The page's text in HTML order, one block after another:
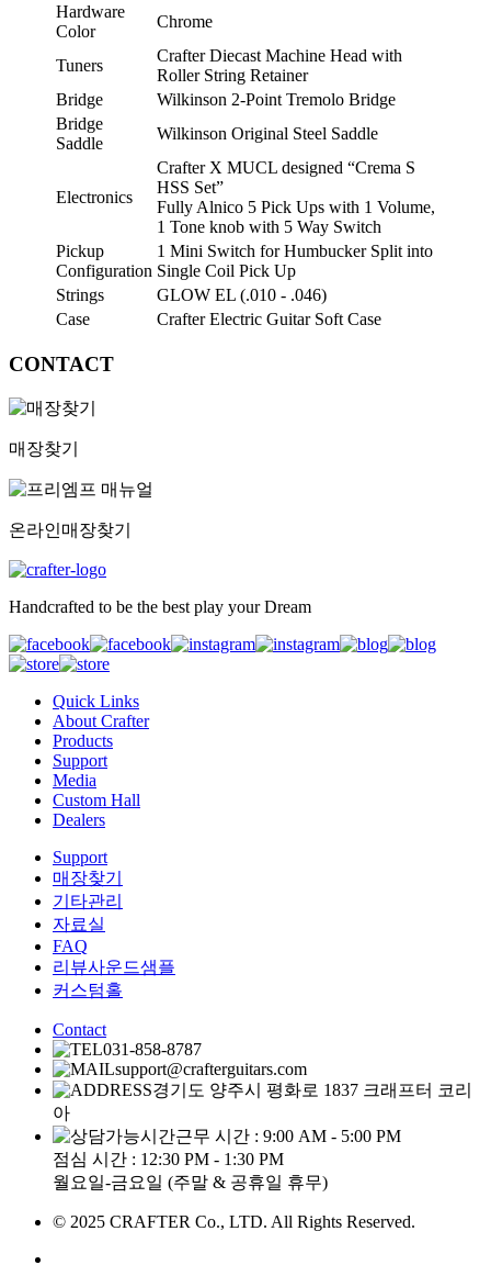
Hardware
Color
Chrome
Tuners
Crafter Diecast Machine Head with
Roller String Retainer
Bridge
Wilkinson 2-Point Tremolo Bridge
Bridge
Saddle
Wilkinson Original Steel Saddle
Electronics
Crafter X MUCL designed “Crema S
HSS Set”
Fully Alnico 5 Pick Ups with 1 Volume,
1 Tone knob with 5 Way Switch
Pickup
Configuration
1 Mini Switch for Humbucker Split into
Single Coil Pick Up
Strings
GLOW EL (.010 - .046)
Case
Crafter Electric Guitar Soft Case
CONTACT
매장찾기
온라인매장찾기
Handcrafted to be the best play your Dream
Quick Links
About Crafter
Products
Support
Media
Custom Hall
Dealers
Support
매장찾기
기타관리
자료실
FAQ
리뷰사운드샘플
커스텀홀
Contact
031-858-8787
support@crafterguitars.com
경기도 양주시 평화로 1837 크래프터 코리
아
근무 시간 : 9:00 AM - 5:00 PM
점심 시간 : 12:30 PM - 1:30 PM
월요일-금요일 (주말 & 공휴일 휴무)
© 2025 CRAFTER Co., LTD. All Rights Reserved.